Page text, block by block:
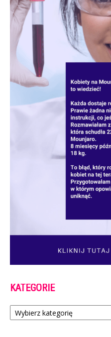
KATEGORIE
Kategorie